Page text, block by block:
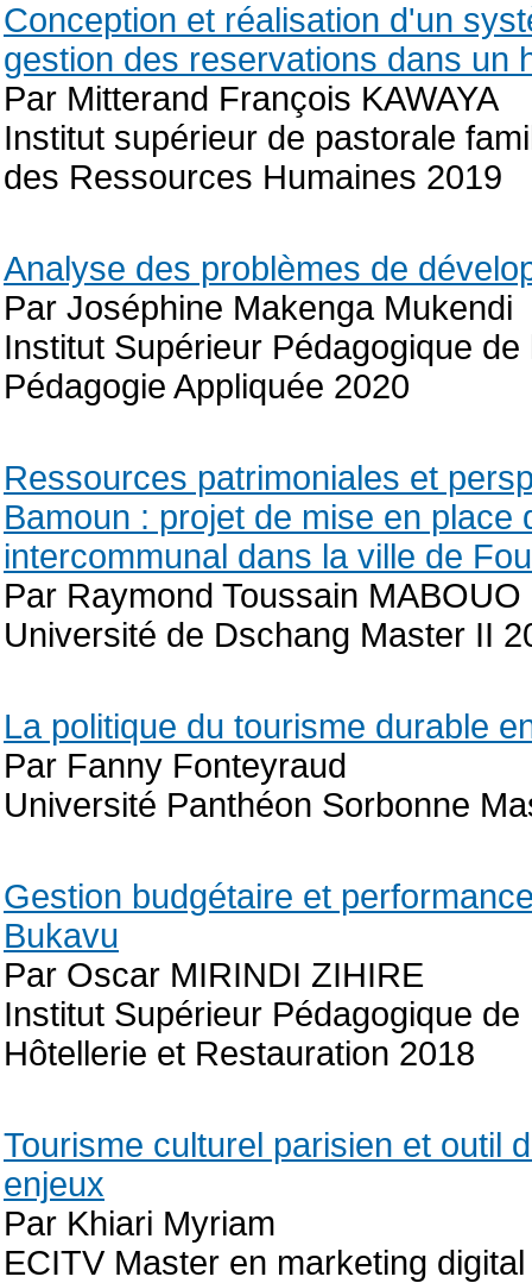
Conception et réalisation d'un
gestion des reservations dans un
Par Mitterand François KAWAYA
Institut supérieur de pastorale
des Ressources Humaines 2019
Analyse des problèmes de
Par Joséphine Makenga Mukendi
Institut Supérieur Pédagogique
Pédagogie Appliquée 2020
Ressources patrimoniales et
Bamoun : projet de mise en
intercommunal dans la ville de
Par Raymond Toussain
Université de Dschang Master II
La politique du tourisme durable
Par Fanny Fonteyraud
Université Panthéon Sorbonne
Gestion budgétaire et
Bukavu
Par Oscar MIRINDI ZIHIRE
Institut Supérieur Pédagogique
Hôtellerie et Restauration 2018
Tourisme culturel parisien et outil
enjeux
Par Khiari Myriam
ECITV Master en marketing